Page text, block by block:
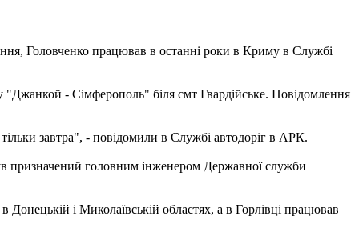
Головченко працював в останні роки в Криму в Службі
- Сімферополь" біля смт Гвардійське. Повідомлення
завтра", - повідомили в Службі автодоріг в АРК.
призначений головним інженером Державної служби
і Миколаївській областях, а в Горлівці працював